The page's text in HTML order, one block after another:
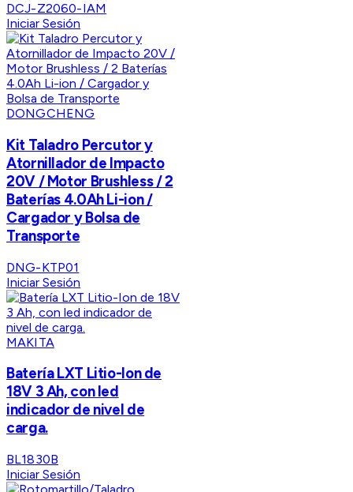
DCJ-Z2060-IAM
Iniciar Sesión
DONGCHENG
Kit Taladro Percutor y
Atornillador de Impacto
20V / Motor Brushless / 2
Baterías 4.0Ah Li-ion /
Cargador y Bolsa de
Transporte
DNG-KTP01
Iniciar Sesión
MAKITA
Batería LXT Litio-Ion de
18V 3 Ah, con led
indicador de nivel de
carga.
BL1830B
Iniciar Sesión